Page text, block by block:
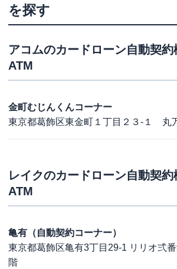
を探す
アコムのカードローン自動契約
ATM
金町むじんくんコーナー
東京都葛飾区東金町１丁目２３-１ 丸
レイクのカードローン自動契約
ATM
亀有（自動契約コーナー）
東京都葛飾区亀有3丁目29-1 リリオ弍
階